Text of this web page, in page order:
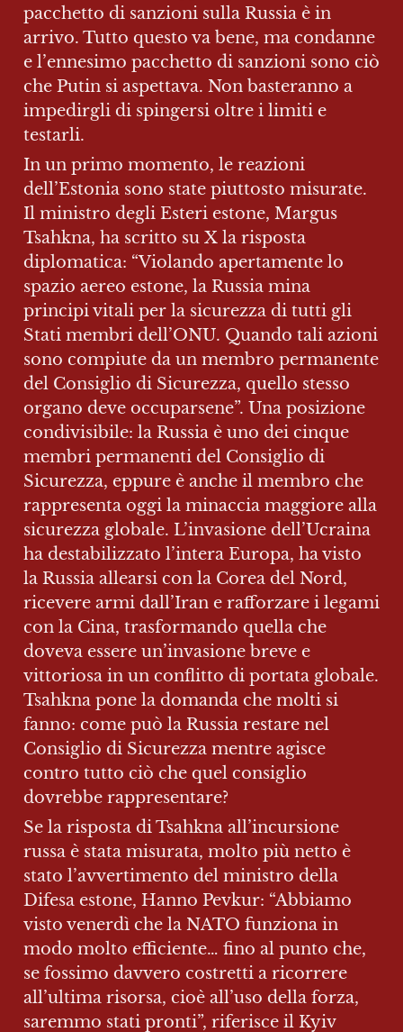
pacchetto di sanzioni sulla Russia è in
arrivo. Tutto questo va bene, ma condanne
e l’ennesimo pacchetto di sanzioni sono ciò
che Putin si aspettava. Non basteranno a
impedirgli di spingersi oltre i limiti e
testarli.
In un primo momento, le reazioni
dell’Estonia sono state piuttosto misurate.
Il ministro degli Esteri estone, Margus
Tsahkna, ha scritto su X la risposta
diplomatica: “Violando apertamente lo
spazio aereo estone, la Russia mina
principi vitali per la sicurezza di tutti gli
Stati membri dell’ONU. Quando tali azioni
sono compiute da un membro permanente
del Consiglio di Sicurezza, quello stesso
organo deve occuparsene”. Una posizione
condivisibile: la Russia è uno dei cinque
membri permanenti del Consiglio di
Sicurezza, eppure è anche il membro che
rappresenta oggi la minaccia maggiore alla
sicurezza globale. L’invasione dell’Ucraina
ha destabilizzato l’intera Europa, ha visto
la Russia allearsi con la Corea del Nord,
ricevere armi dall’Iran e rafforzare i legami
con la Cina, trasformando quella che
doveva essere un’invasione breve e
vittoriosa in un conflitto di portata globale.
Tsahkna pone la domanda che molti si
fanno: come può la Russia restare nel
Consiglio di Sicurezza mentre agisce
contro tutto ciò che quel consiglio
dovrebbe rappresentare?
Se la risposta di Tsahkna all’incursione
russa è stata misurata, molto più netto è
stato l’avvertimento del ministro della
Difesa estone, Hanno Pevkur: “Abbiamo
visto venerdì che la NATO funziona in
modo molto efficiente… fino al punto che,
se fossimo davvero costretti a ricorrere
all’ultima risorsa, cioè all’uso della forza,
saremmo stati pronti”, riferisce il Kyiv